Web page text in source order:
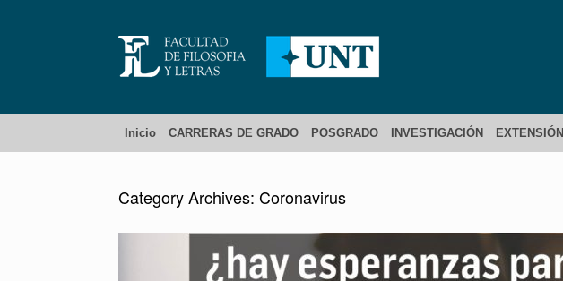
Inicio CARRERAS DE GRADO POSGRADO INVESTIGACIÓN EXTENSIÓN
Category Archives: Coronavirus